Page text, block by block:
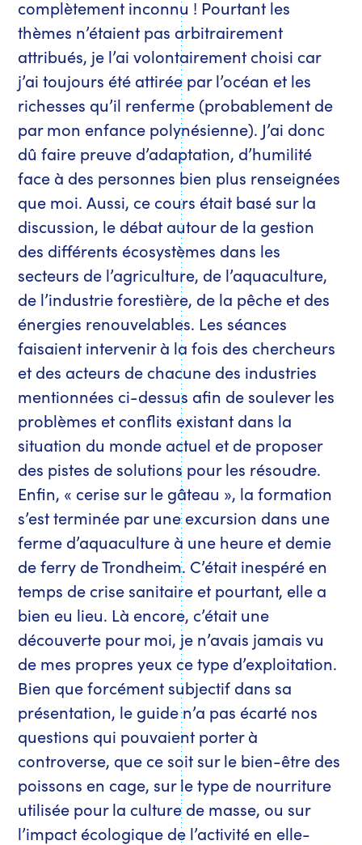
complètement inconnu ! Pourtant les
thèmes n’étaient pas arbitrairement
attribués, je l’ai volontairement choisi car
j’ai toujours été attirée par l’océan et les
richesses qu’il renferme (probablement de
par mon enfance polynésienne). J’ai donc
dû faire preuve d’adaptation, d’humilité
face à des personnes bien plus renseignées
que moi. Aussi, ce cours était basé sur la
discussion, le débat autour de la gestion
des différents écosystèmes dans les
secteurs de l’agriculture, de l’aquaculture,
de l’industrie forestière, de la pêche et des
énergies renouvelables. Les séances
faisaient intervenir à la fois des chercheurs
et des acteurs de chacune des industries
mentionnées ci-dessus afin de soulever les
problèmes et conflits existant dans la
situation du monde actuel et de proposer
des pistes de solutions pour les résoudre.
Enfin, « cerise sur le gâteau », la formation
s’est terminée par une excursion dans une
ferme d’aquaculture à une heure et demie
de ferry de Trondheim. C’était inespéré en
temps de crise sanitaire et pourtant, elle a
bien eu lieu. Là encore, c’était une
découverte pour moi, je n’avais jamais vu
de mes propres yeux ce type d’exploitation.
Bien que forcément subjectif dans sa
présentation, le guide n’a pas écarté nos
questions qui pouvaient porter à
controverse, que ce soit sur le bien-être des
poissons en cage, sur le type de nourriture
utilisée pour la culture de masse, ou sur
l’impact écologique de l’activité en elle-